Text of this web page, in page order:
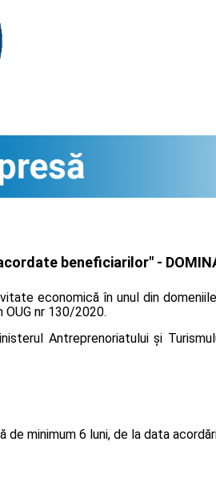
beneficiarilor" -
economică în unul din
nr 130/2020.
Antreprenoriatului și
minimum 6 luni, de la data